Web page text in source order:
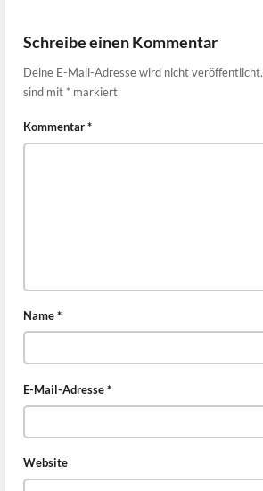
Schreibe einen Kommentar
Deine E-Mail-Adresse wird nicht veröffentlicht.
sind mit * markiert
Kommentar*
Name*
E-Mail-Adresse*
Website